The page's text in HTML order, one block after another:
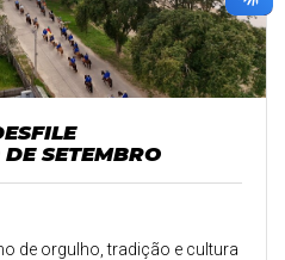
SETEMBRO
de orgulho, tradição e cultura